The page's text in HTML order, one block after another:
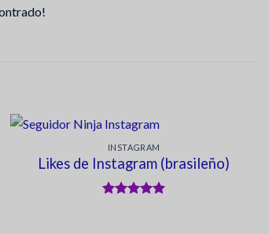
INSTAGRAM
Likes de Instagram (brasileño)